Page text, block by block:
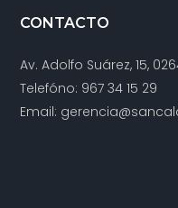
CONTACTO
Av. Adolfo Suárez, 15,
Telefóno: 967 34 15 29
Email: